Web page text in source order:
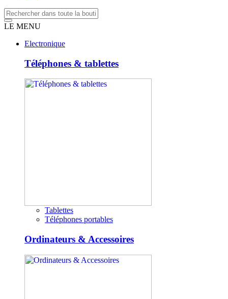
LE MENU
Electronique
Téléphones & tablettes
Tablettes
Téléphones portables
Ordinateurs & Accessoires